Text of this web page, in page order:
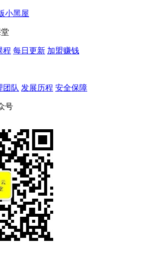
小黑屋
程 每日更新 加盟赚钱
团队 发展历程 安全保障
号